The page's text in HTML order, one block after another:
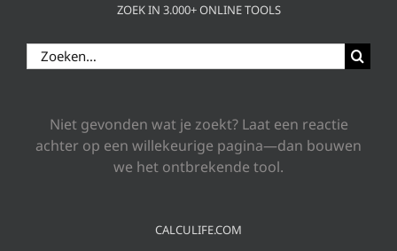
ZOEK IN 3.000+ ONLINE TOOLS
Zoeken
naar:
Niet gevonden wat je zoekt? Laat een reactie
achter op een willekeurige pagina—dan bouwen
we het ontbrekende tool.
CALCULIFE.COM